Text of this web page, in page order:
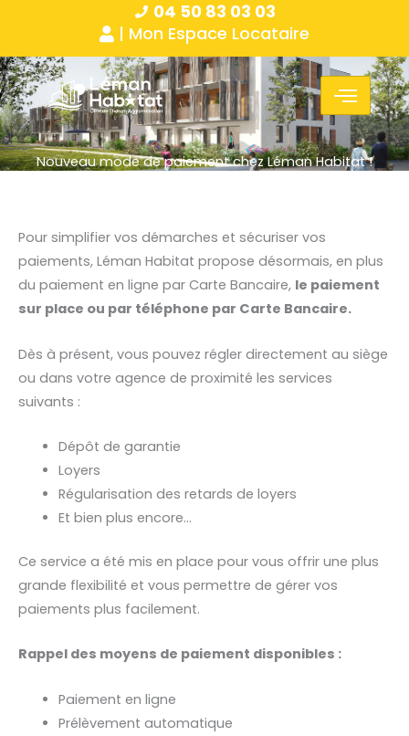
Panneau de gestion des cookies
contenu
04 50 83 03 03
| Mon Espace Locataire
Nouveau mode de paiement chez Léman Habitat !
Pour simplifier vos démarches et sécuriser vos
paiements, Léman Habitat propose désormais, en plus
du paiement en ligne par Carte Bancaire, le paiement
sur place ou par téléphone par Carte Bancaire.
Dès à présent, vous pouvez régler directement au siège
ou dans votre agence de proximité les services
suivants :
Dépôt de garantie
Loyers
Régularisation des retards de loyers
Et bien plus encore…
Ce service a été mis en place pour vous offrir une plus
grande flexibilité et vous permettre de gérer vos
paiements plus facilement.
Rappel des moyens de paiement disponibles :
Paiement en ligne
Prélèvement automatique